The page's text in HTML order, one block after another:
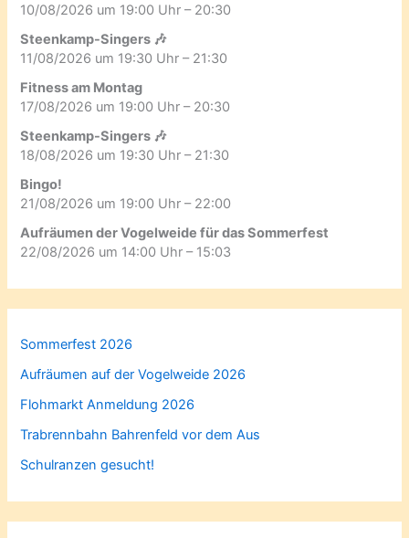
10/08/2026 um 19:00 Uhr – 20:30
Steenkamp-Singers 🎶
11/08/2026 um 19:30 Uhr – 21:30
Fitness am Montag
17/08/2026 um 19:00 Uhr – 20:30
Steenkamp-Singers 🎶
18/08/2026 um 19:30 Uhr – 21:30
Bingo!
21/08/2026 um 19:00 Uhr – 22:00
Aufräumen der Vogelweide für das Sommerfest
22/08/2026 um 14:00 Uhr – 15:03
Sommerfest 2026
Aufräumen auf der Vogelweide 2026
Flohmarkt Anmeldung 2026
Trabrennbahn Bahrenfeld vor dem Aus
Schulranzen gesucht!